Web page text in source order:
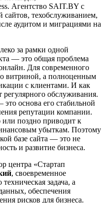
Агентство SAIT.BY с
сайтов, техобслуживанием,
аудитом и миграциями на
за рамки одной
— это общая проблема
Для современного
витриной, а полноценным
с клиентами. И как
регулярного обслуживания.
основа его стабильной
репутации компании.
или поздно приводит к
убыткам. Поэтому
базе сайта — это не
и развитие бизнеса.
центра «Стартап
, своевременное
задача, а
обеспечения
рисков для бизнеса.